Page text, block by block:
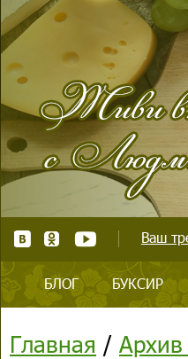
Ваш
БЛОГ БУКСИР
Главная / Архив